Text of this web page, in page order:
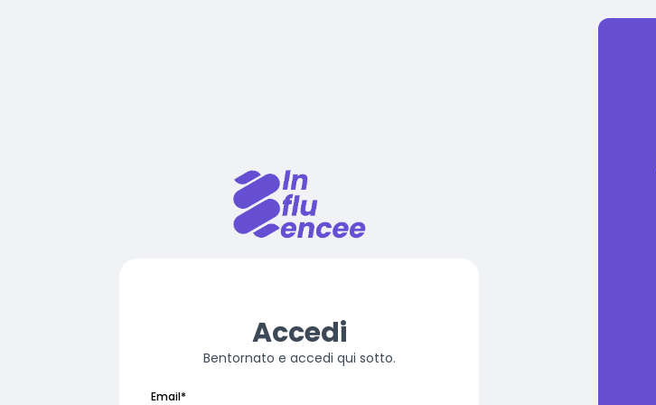
Accedi
Bentornato e accedi qui sotto.
Email*